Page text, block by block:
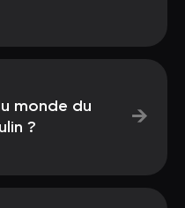
monde du
?
→